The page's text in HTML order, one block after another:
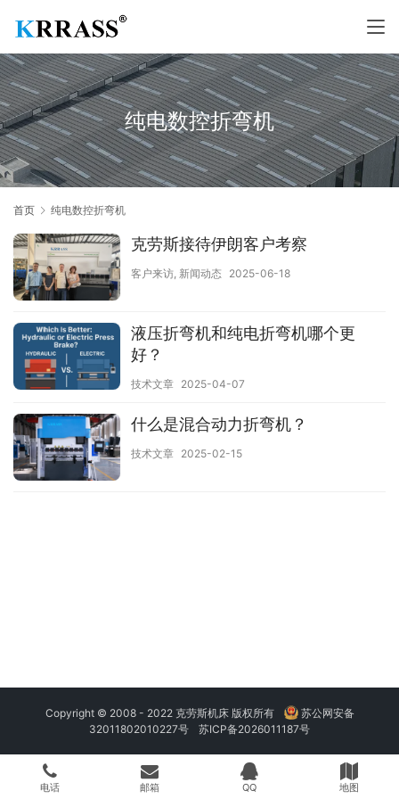
纯电数控折弯机
首页 纯电数控折弯机
克劳斯接待伊朗客户考察
客户来访, 新闻动态 2025-06-18
液压折弯机和纯电折弯机哪个更
好？
技术文章 2025-04-07
什么是混合动力折弯机？
技术文章 2025-02-15
Copyright © 2008 - 2022 克劳斯机床 版权所有
苏公网安备
32011802010227号
苏ICP备2026011187号
电话 邮箱 QQ 地图